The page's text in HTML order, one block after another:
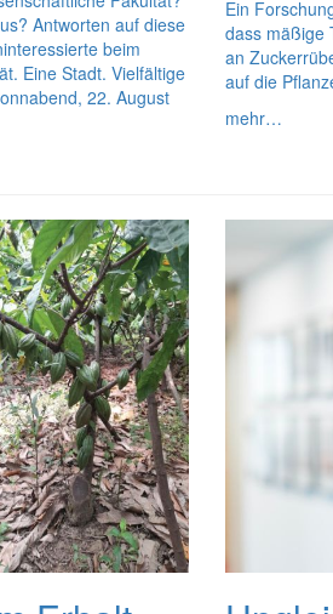
Antworten auf diese
beim
Eine Stadt. Vielfältige
22. August
Ein
dass mäßige
an
auf die
mehr…